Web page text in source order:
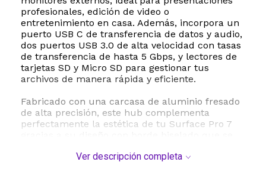
profesionales, edición de video o
entretenimiento en casa. Además, incorpora un
puerto USB C de transferencia de datos y audio,
dos puertos USB 3.0 de alta velocidad con tasas
de transferencia de hasta 5 Gbps, y lectores de
tarjetas SD y Micro SD para gestionar tus
archivos de manera rápida y eficiente.
Fabricado con una carcasa de aluminio fresado
de alta precisión, este hub complementa
perfectamente la estética de tu Surface Pro 7
Su funcionamiento es completamente plug and
Ver descripción completa